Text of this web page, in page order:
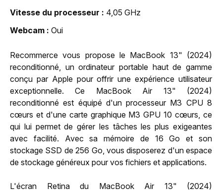
Vitesse du processeur
4,05 GHz
Webcam
Oui
Recommerce vous propose le MacBook 13" (2024)
reconditionné, un ordinateur portable haut de gamme
conçu par Apple pour offrir une expérience utilisateur
exceptionnelle. Ce MacBook Air 13" (2024)
reconditionné est équipé d'un processeur M3 CPU 8
cœurs et d'une carte graphique M3 GPU 10 cœurs, ce
qui lui permet de gérer les tâches les plus exigeantes
avec facilité. Avec sa mémoire de 16 Go et son
stockage SSD de 256 Go, vous disposerez d'un espace
de stockage généreux pour vos fichiers et applications.
L'écran Retina du MacBook Air 13" (2024)